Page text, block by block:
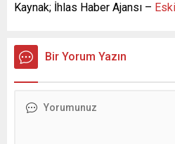
Kaynak; İhlas Haber Ajansı –
Bir Yorum Yazın